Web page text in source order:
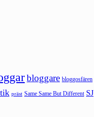
bloggare bloggosfären
präst Same Same But Different SJ